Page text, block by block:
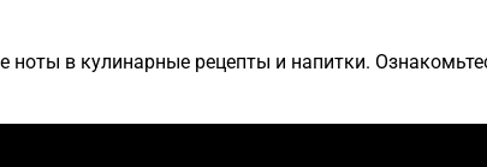
в кулинарные рецепты и напитки.